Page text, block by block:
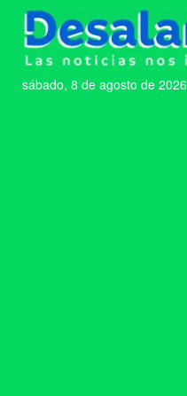
sábado, 8 de agosto de 2026